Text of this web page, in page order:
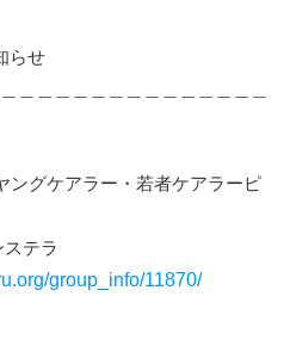
らせ
グケアラー・若者ケアラーピ
テラ
group_info/11870/